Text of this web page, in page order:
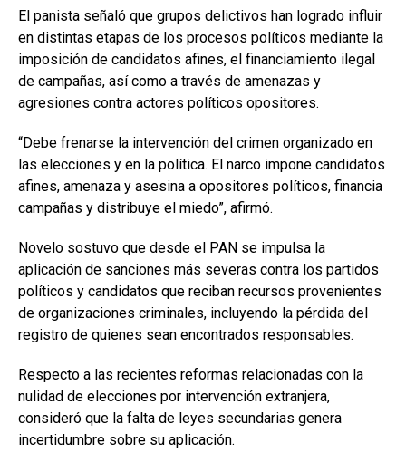
El panista señaló que grupos delictivos han logrado influir
en distintas etapas de los procesos políticos mediante la
imposición de candidatos afines, el financiamiento ilegal
de campañas, así como a través de amenazas y
agresiones contra actores políticos opositores.
“Debe frenarse la intervención del crimen organizado en
las elecciones y en la política. El narco impone candidatos
afines, amenaza y asesina a opositores políticos, financia
campañas y distribuye el miedo”, afirmó.
Novelo sostuvo que desde el PAN se impulsa la
aplicación de sanciones más severas contra los partidos
políticos y candidatos que reciban recursos provenientes
de organizaciones criminales, incluyendo la pérdida del
registro de quienes sean encontrados responsables.
Respecto a las recientes reformas relacionadas con la
nulidad de elecciones por intervención extranjera,
consideró que la falta de leyes secundarias genera
incertidumbre sobre su aplicación.